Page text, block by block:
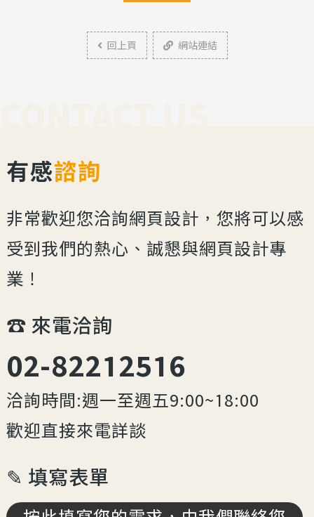
回上頁 網站連結
有感諮詢
非常歡迎您洽詢網頁設計，您將可以感
受到我們的熱心、誠懇與網頁設計專
業！
☎︎ 來電洽詢
02-82212516
洽詢時間:週一至週五9:00~18:00
歡迎直接來電詳談
✎ 填寫表單